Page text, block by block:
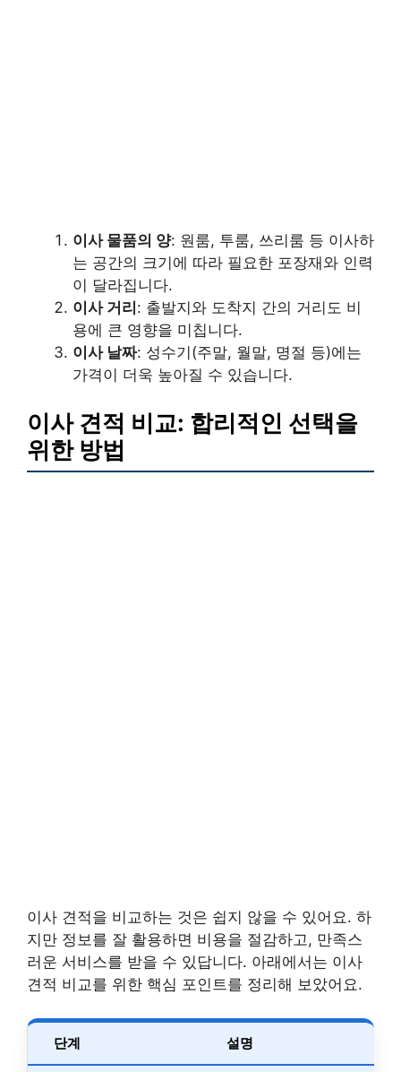
이사 물품의 양: 원룸, 투룸, 쓰리룸 등 이사하
는 공간의 크기에 따라 필요한 포장재와 인력
이 달라집니다.
이사 거리 : 출발지와 도착지 간의 거리도 비
용에 큰 영향을 미칩니다.
이사 날짜: 성수기(주말, 월말, 명절 등)에는
가격이 더욱 높아질 수 있습니다.
이사 견적 비교: 합리적인 선택을
위한 방법
이사 견적을 비교하는 것은 쉽지 않을 수 있어요. 하
지만 정보를 잘 활용하면 비용을 절감하고, 만족스
러운 서비스를 받을 수 있답니다. 아래에서는 이사
견적 비교를 위한 핵심 포인트를 정리해 보았어요.
단계 설명